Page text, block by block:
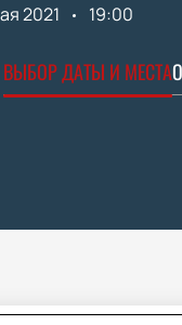
2021
19:00
ВЫБОР ДАТЫ И МЕСТА